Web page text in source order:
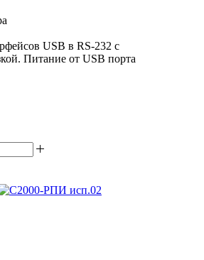
USB в RS-232 с
Питание от USB порта